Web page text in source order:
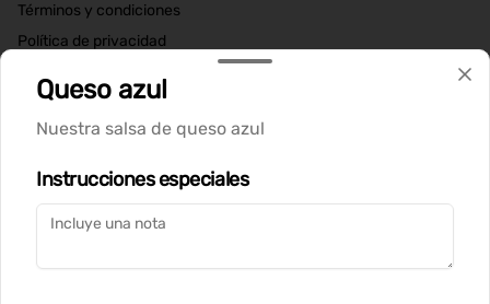
Términos y condiciones
Política de privacidad
Redes sociales
Instagram
Mi cuenta
Iniciar sesión
Queso azul
Nuestra salsa de queso azul
Instrucciones especiales